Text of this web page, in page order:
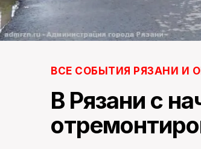
ВСЕ СОБЫТИЯ РЯЗАНИ И
В Рязани с